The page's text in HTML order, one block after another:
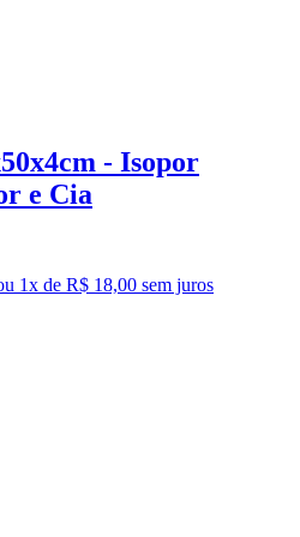
- Isopor
e Cia
1x de R$ 18,00 sem juros